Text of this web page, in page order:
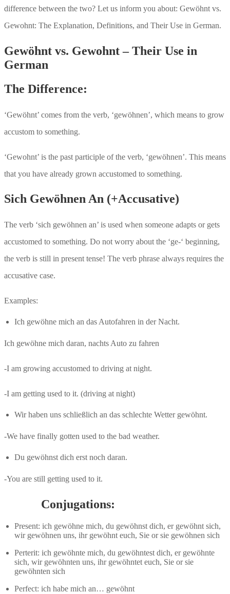
difference between the two? Let us inform you about: Gewöhnt vs.
Gewohnt: The Explanation, Definitions, and Their Use in German.
Gewöhnt vs. Gewohnt – Their Use in
German
The Difference:
‘Gewöhnt’ comes from the verb, ‘gewöhnen’, which means to grow
accustom to something.
‘Gewohnt’ is the past participle of the verb, ‘gewöhnen’. This means
that you have already grown accustomed to something.
Sich Gewöhnen An (+Accusative)
The verb ‘sich gewöhnen an’ is used when someone adapts or gets
accustomed to something. Do not worry about the ‘ge-‘ beginning,
the verb is still in present tense! The verb phrase always requires the
accusative case.
Examples:
Ich gewöhne mich an das Autofahren in der Nacht.
Ich gewöhne mich daran, nachts Auto zu fahren
-I am growing accustomed to driving at night.
-I am getting used to it. (driving at night)
Wir haben uns schließlich an das schlechte Wetter gewöhnt.
-We have finally gotten used to the bad weather.
Du gewöhnst dich erst noch daran.
-You are still getting used to it.
Conjugations:
Present: ich gewöhne mich, du gewöhnst dich, er gewöhnt sich,
wir gewöhnen uns, ihr gewöhnt euch, Sie or sie gewöhnen sich
Perterit: ich gewöhnte mich, du gewöhntest dich, er gewöhnte
sich, wir gewöhnten uns, ihr gewöhntet euch, Sie or sie
gewöhnten sich
Perfect: ich habe mich an… gewöhnt